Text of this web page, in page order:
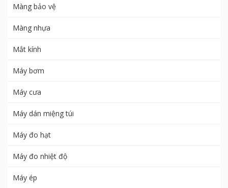
Màng bảo vệ
Màng nhựa
Mắt kính
Máy bơm
Máy cưa
Máy dán miệng túi
Máy đo hạt
Máy đo nhiệt độ
Máy ép